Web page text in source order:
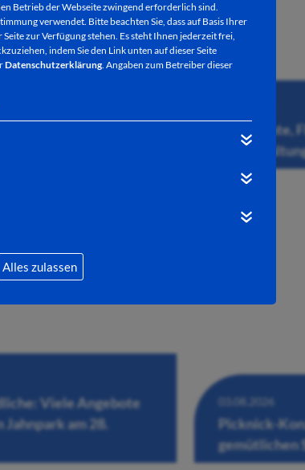
Betrieb der Webseite zwingend erforderlich sind.
verwendet. Bitte beachten Sie, dass auf Basis Ihrer
zur Verfügung stehen. Es steht Ihnen jederzeit frei,
indem Sie den Link unten auf dieser Seite
Datenschutzerklärung. Angaben zum Betreiber dieser
Alles zulassen
Filmnächte,
Viele Angebote
am 28.
03.08.2026
Picknick-
gemütlichen